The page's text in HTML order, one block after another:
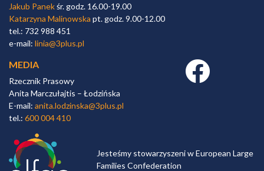
Jakub Panekśr. godz. 16.00-19.00
Katarzyna Malinowska pt. godz. 9.00-12.00
tel.: 732 988 451
e-mail: linia@3plus.pl
MEDIA
Rzecznik Prasowy
Anita Marczułajtis – Łodzińska
E-mail: anita.lodzinska@3plus.pl
tel.: 600 004 410
Facebook link
Jesteśmy stowarzyszeni w European Large
Families Confederation